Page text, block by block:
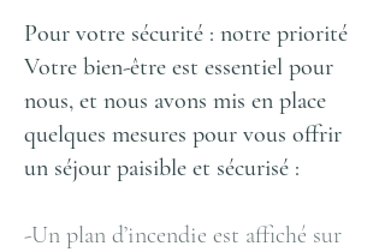
Pour votre sécurité : notre priorité
Votre bien-être est essentiel pour
nous, et nous avons mis en place
quelques mesures pour vous offrir
un séjour paisible et sécurisé :
-Un plan d’incendie est affiché sur